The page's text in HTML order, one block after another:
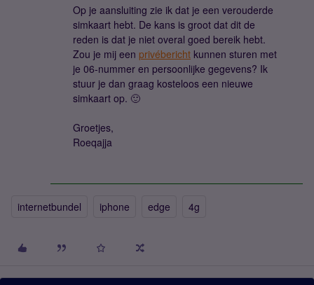
Op je aansluiting zie ik dat je een verouderde
simkaart hebt. De kans is groot dat dit de
reden is dat je niet overal goed bereik hebt.
Zou je mij een privébericht kunnen sturen met
je 06-nummer en persoonlijke gegevens? Ik
stuur je dan graag kosteloos een nieuwe
simkaart op. 🙂
Groetjes,
Roeqajja
internetbundel iphone edge 4g